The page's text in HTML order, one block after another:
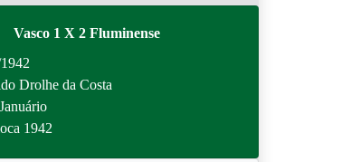
Vasco 1 X 2 Fluminense
Drolhe da Costa
1942